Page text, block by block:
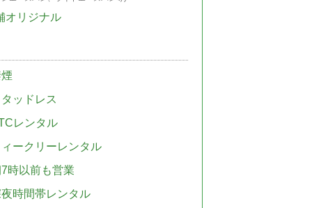
オリジナル
ッドレス
レンタル
ークリーレンタル
時以前も営業
時間帯レンタル